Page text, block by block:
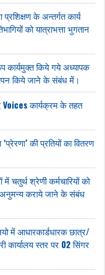
के अन्तर्गत कार्य
को यात्राभत्ता भुगतान
कार्यमुक्त किये गये अध्यापक
किये जाने के संबंध में।
Voices कार्यक्रम के तहत
‘प्रेरणा’ की प्रतियों का वितरण
चतुर्थ श्रेणी कर्मचारियों को
अनुमन्य कराये जाने के संबंध
में आधारकार्डधारक छात्र/
कार्यालय स्तर पर 02 सिंगर